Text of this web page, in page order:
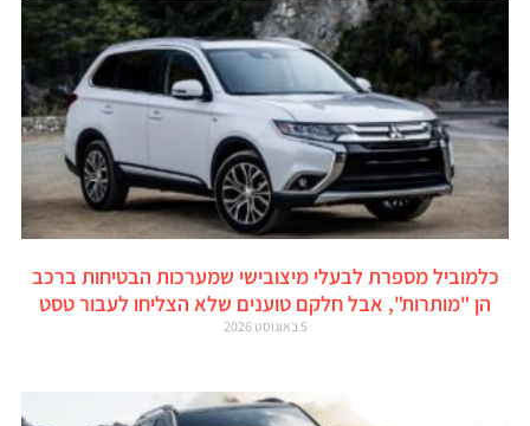
כלמוביל מספרת לבעלי מיצובישי שמערכות הבטיחות ברכב
הן "מותרות", אבל חלקם טוענים שלא הצליחו לעבור טסט
5 באוגוסט 2026